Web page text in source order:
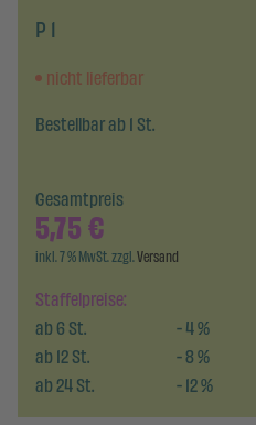
P 1
nicht lieferbar
Bestellbar ab 1 St.
Staffelpreise:
ab6St. -4%
ab12St. -8%
ab24St. -12%
Gesamtpreis
5,75€
inkl. 7 % MwSt. zzgl.Versand